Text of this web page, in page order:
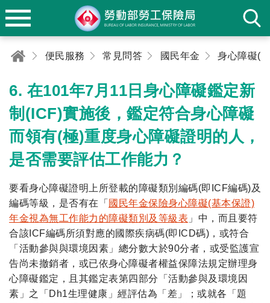
便民服務 常見問答 國民年金
6. 在101年7月11日身心障礙鑑定新
制(ICF)實施後，鑑定符合身心障礙
而領有(極)重度身心障礙證明的人，
是否需要評估工作能力？
要看身心障礙證明上所登載的障礙類別編碼(即ICF編碼)及
編碼等級，是否有在「 國民年金保險身心障礙(基本保證)
年金視為無工作能力的障礙類別及等級表 」中，而且要符
合該ICF編碼所須對應的國際疾病碼(即ICD碼)，或符合
「活動參與與環境因素」總分數大於90分者，或受監護宣
告尚未撤銷者，或已依身心障礙者權益保障法規定辦理身
心障礙鑑定，且其鑑定表第四部分「活動參與及環境因
素」之「Dh1生理健康」經評估為「差」；或就各「題